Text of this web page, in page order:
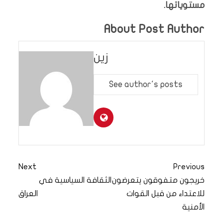
مستوياتها.
About Post Author
زين
See author's posts
Previous
خريجون متفوقون يتعرضون
للاعتداء من قبل القوات
الأمنية
Next
الثقافة السياسية في
العراق